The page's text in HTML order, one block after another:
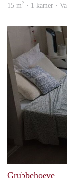
15 m2 · 1 kamer ·
Grubbehoeve